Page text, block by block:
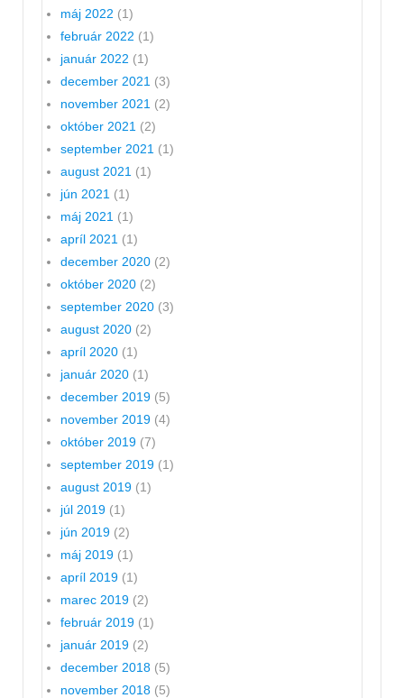
máj 2022 (1)
február 2022 (1)
január 2022 (1)
december 2021 (3)
november 2021 (2)
október 2021 (2)
september 2021 (1)
august 2021 (1)
jún 2021 (1)
máj 2021 (1)
apríl 2021 (1)
december 2020 (2)
október 2020 (2)
september 2020 (3)
august 2020 (2)
apríl 2020 (1)
január 2020 (1)
december 2019 (5)
november 2019 (4)
október 2019 (7)
september 2019 (1)
august 2019 (1)
júl 2019 (1)
jún 2019 (2)
máj 2019 (1)
apríl 2019 (1)
marec 2019 (2)
február 2019 (1)
január 2019 (2)
december 2018 (5)
november 2018 (5)